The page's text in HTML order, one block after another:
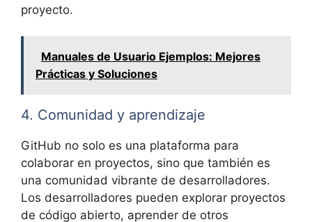
proyecto.
Manuales de Usuario Ejemplos: Mejores
Prácticas y Soluciones
4. Comunidad y aprendizaje
GitHub no solo es una plataforma para
colaborar en proyectos, sino que también es
una comunidad vibrante de desarrolladores.
Los desarrolladores pueden explorar proyectos
de código abierto, aprender de otros